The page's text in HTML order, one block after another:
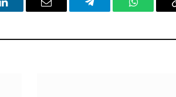
LinkedIn Email Telegram